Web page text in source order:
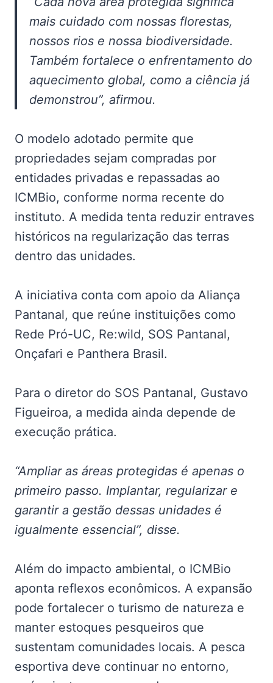
mais cuidado com nossas florestas,
nossos rios e nossa biodiversidade.
Também fortalece o enfrentamento do
aquecimento global, como a ciência já
demonstrou”, afirmou.
O modelo adotado permite que
propriedades sejam compradas por
entidades privadas e repassadas ao
ICMBio, conforme norma recente do
instituto. A medida tenta reduzir entraves
históricos na regularização das terras
dentro das unidades.
A iniciativa conta com apoio da Aliança
Pantanal, que reúne instituições como
Rede Pró-UC, Re:wild, SOS Pantanal,
Onçafari e Panthera Brasil.
Para o diretor do SOS Pantanal, Gustavo
Figueiroa, a medida ainda depende de
execução prática.
“Ampliar as áreas protegidas é apenas o
primeiro passo. Implantar, regularizar e
garantir a gestão dessas unidades é
igualmente essencial”, disse.
Além do impacto ambiental, o ICMBio
aponta reflexos econômicos. A expansão
pode fortalecer o turismo de natureza e
manter estoques pesqueiros que
sustentam comunidades locais. A pesca
esportiva deve continuar no entorno,